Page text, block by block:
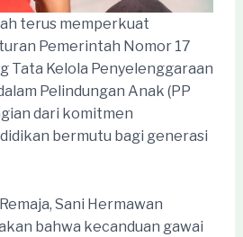
terus memperkuat
Pemerintah Nomor 17
Tata Kelola Penyelenggaraan
Pelindungan Anak (PP
dari komitmen
bermutu bagi generasi
Sani Hermawan
bahwa kecanduan gawai